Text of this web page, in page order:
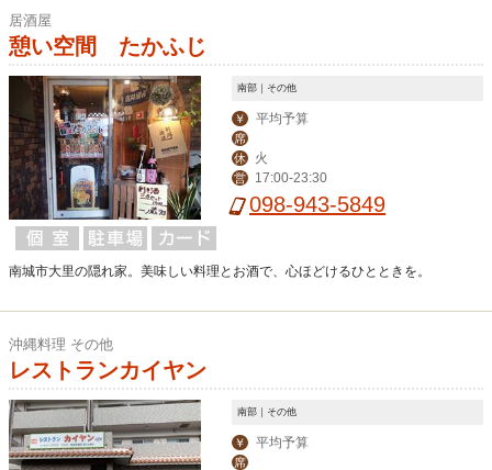
居酒屋
憩い空間 たかふじ
南部｜その他
￥ 平均予算
席
休
火
営 17:00-23:30
098-943-5849
南城市大里の隠れ家。美味しい料理とお酒で、心ほどけるひとときを。
沖縄料理 その他
レストランカイヤン
南部｜その他
￥ 平均予算
席